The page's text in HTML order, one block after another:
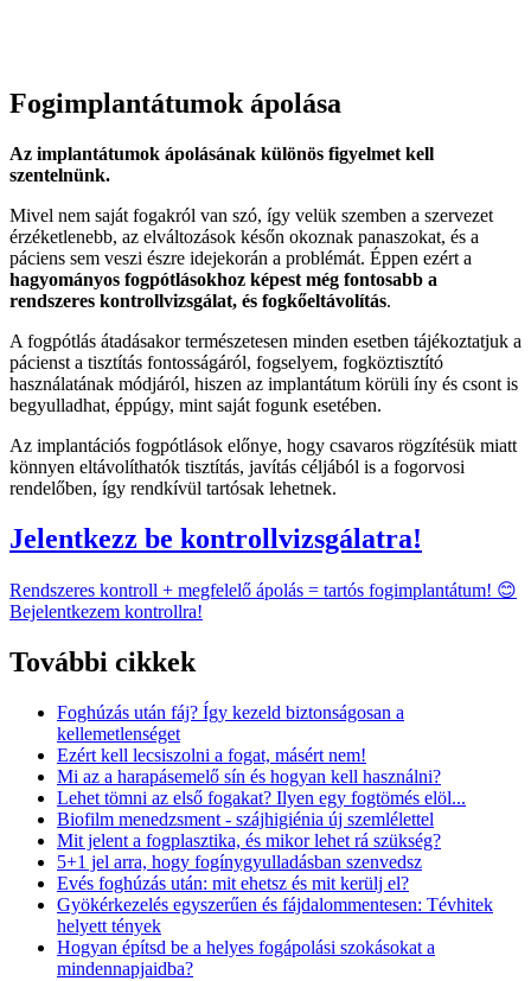
Fogimplantátumok ápolása
Az implantátumok ápolásának különös figyelmet kell
szentelnünk.
Mivel nem saját fogakról van szó, így velük szemben a szervezet
érzéketlenebb, az elváltozások későn okoznak panaszokat, és a
páciens sem veszi észre idejekorán a problémát. Éppen ezért a
hagyományos fogpótlásokhoz képest még fontosabb a
rendszeres kontrollvizsgálat, és fogkőeltávolítás.
A fogpótlás átadásakor természetesen minden esetben tájékoztatjuk a
pácienst a tisztítás fontosságáról, fogselyem, fogköztisztító
használatának módjáról, hiszen az implantátum körüli íny és csont is
begyulladhat, éppúgy, mint saját fogunk esetében.
Az implantációs fogpótlások előnye, hogy csavaros rögzítésük miatt
könnyen eltávolíthatók tisztítás, javítás céljából is a fogorvosi
rendelőben, így rendkívül tartósak lehetnek.
Jelentkezz be kontrollvizsgálatra!
Rendszeres kontroll + megfelelő ápolás = tartós fogimplantátum! 😊
Bejelentkezem kontrollra!
További cikkek
Foghúzás után fáj? Így kezeld biztonságosan a
kellemetlenséget
Ezért kell lecsiszolni a fogat, másért nem!
Mi az a harapásemelő sín és hogyan kell használni?
Lehet tömni az első fogakat? Ilyen egy fogtömés elöl...
Biofilm menedzsment - szájhigiénia új szemlélettel
Mit jelent a fogplasztika, és mikor lehet rá szükség?
5+1 jel arra, hogy fogínygyulladásban szenvedsz
Evés foghúzás után: mit ehetsz és mit kerülj el?
Gyökérkezelés egyszerűen és fájdalommentesen: Tévhitek
helyett tények
Hogyan építsd be a helyes fogápolási szokásokat a
mindennapjaidba?